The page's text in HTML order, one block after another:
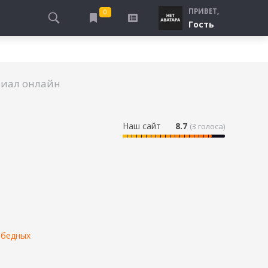
СПЕЦСЛУЖБЫ
ПРО ШКОЛУ, ПОДРОСТКОВ
0
БУДУ СМОТРЕТЬ
ПРИВЕТ,
Гость
онлайн
Наш сайт 8.7 (3 голоса)